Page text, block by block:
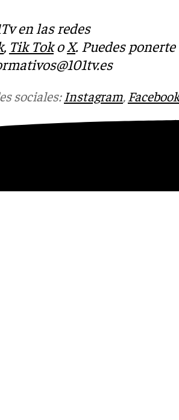
en las redes
, Tik Toko X. Puedes
sociales: Instagram, Facebook